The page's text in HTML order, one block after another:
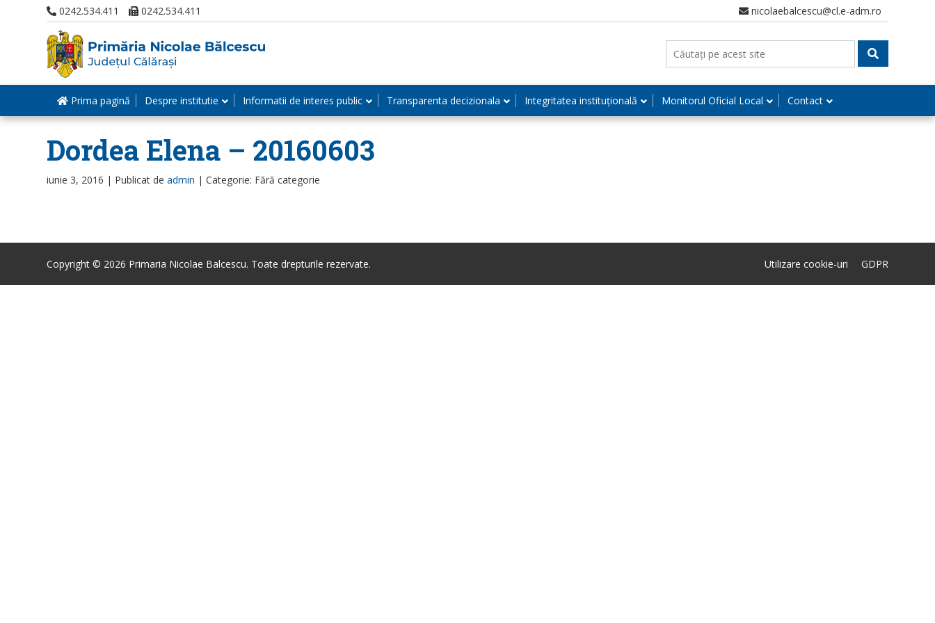
0242.534.411 0242.534.411 nicolaebalcescu@cl.e-adm.ro
Prima pagină Despre institutie Informatii de interes public Transparenta decizionala Integritatea instituțională Monitorul Oficial Local Contact
Dordea Elena – 20160603
iunie 3, 2016 | Publicat de admin | Categorie: Fără categorie
Copyright © 2026 Primaria Nicolae Balcescu. Toate drepturile rezervate. Utilizare cookie-uri GDPR